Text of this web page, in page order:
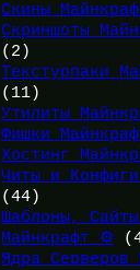
Скины
Скриншоты
(2)
Текстурпаки
(11)
Утилиты
Фишки
Хостинг
Читы и Конфиги
(44)
Шаблоны,
Майнкрафт ⚙️
Ядра Серверов